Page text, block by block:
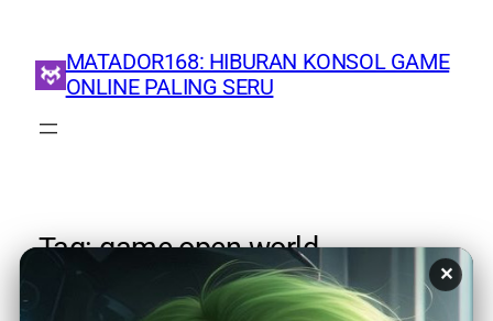
✕
MATADOR168: HIBURAN KONSOL GAME
ONLINE PALING SERU
Tag:game open world